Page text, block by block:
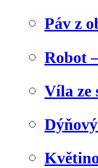
Páv z
Robot
Víla ze